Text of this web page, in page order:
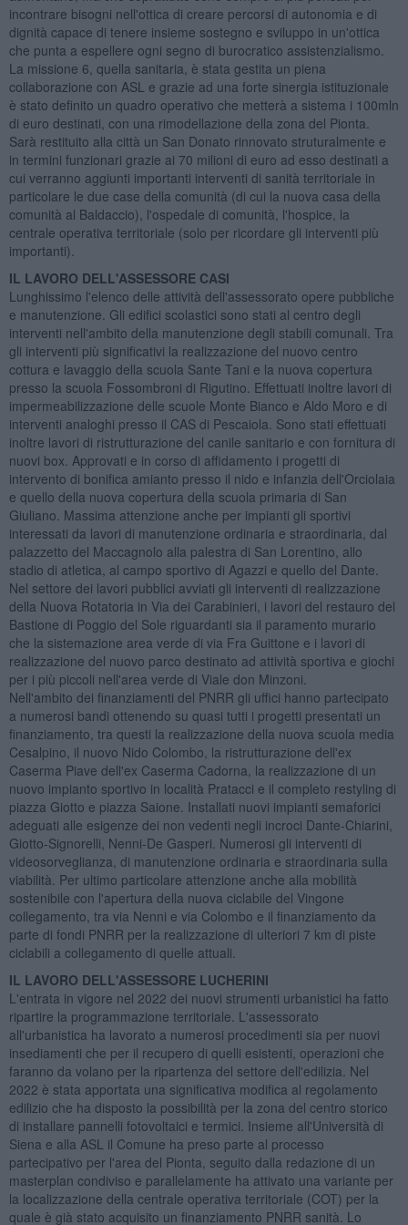
incontrare bisogni nell'ottica di creare percorsi di autonomia e di
dignità capace di tenere insieme sostegno e sviluppo in un'ottica
che punta a espellere ogni segno di burocratico assistenzialismo.
La missione 6, quella sanitaria, è stata gestita un piena
collaborazione con ASL e grazie ad una forte sinergia istituzionale
è stato definito un quadro operativo che metterà a sistema i 100mln
di euro destinati, con una rimodellazione della zona del Pionta.
Sarà restituito alla città un San Donato rinnovato struturalmente e
in termini funzionari grazie ai 70 milioni di euro ad esso destinati a
cui verranno aggiunti importanti interventi di sanità territoriale in
particolare le due case della comunità (di cui la nuova casa della
comunità al Baldaccio), l'ospedale di comunità, l'hospice, la
centrale operativa territoriale (solo per ricordare gli interventi più
importanti).
IL LAVORO DELL'ASSESSORE CASI
Lunghissimo l'elenco delle attività dell'assessorato opere pubbliche
e manutenzione. Gli edifici scolastici sono stati al centro degli
interventi nell'ambito della manutenzione degli stabili comunali. Tra
gli interventi più significativi la realizzazione del nuovo centro
cottura e lavaggio della scuola Sante Tani e la nuova copertura
presso la scuola Fossombroni di Rigutino. Effettuati inoltre lavori di
impermeabilizzazione delle scuole Monte Bianco e Aldo Moro e di
interventi analoghi presso il CAS di Pescaiola. Sono stati effettuati
inoltre lavori di ristrutturazione del canile sanitario e con fornitura di
nuovi box. Approvati e in corso di affidamento i progetti di
intervento di bonifica amianto presso il nido e infanzia dell'Orciolaia
e quello della nuova copertura della scuola primaria di San
Giuliano. Massima attenzione anche per impianti gli sportivi
interessati da lavori di manutenzione ordinaria e straordinaria, dal
palazzetto del Maccagnolo alla palestra di San Lorentino, allo
stadio di atletica, al campo sportivo di Agazzi e quello del Dante.
Nel settore dei lavori pubblici avviati gli interventi di realizzazione
della Nuova Rotatoria in Via dei Carabinieri, i lavori del restauro del
Bastione di Poggio del Sole riguardanti sia il paramento murario
che la sistemazione area verde di via Fra Guittone e i lavori di
realizzazione del nuovo parco destinato ad attività sportiva e giochi
per i più piccoli nell'area verde di Viale don Minzoni.
Nell'ambito dei finanziamenti del PNRR gli uffici hanno partecipato
a numerosi bandi ottenendo su quasi tutti i progetti presentati un
finanziamento, tra questi la realizzazione della nuova scuola media
Cesalpino, il nuovo Nido Colombo, la ristrutturazione dell'ex
Caserma Piave dell'ex Caserma Cadorna, la realizzazione di un
nuovo impianto sportivo in località Pratacci e il completo restyling di
piazza Giotto e piazza Saione. Installati nuovi impianti semaforici
adeguati alle esigenze dei non vedenti negli incroci Dante-Chiarini,
Giotto-Signorelli, Nenni-De Gasperi. Numerosi gli interventi di
videosorveglianza, di manutenzione ordinaria e straordinaria sulla
viabilità. Per ultimo particolare attenzione anche alla mobilità
sostenibile con l'apertura della nuova ciclabile del Vingone
collegamento, tra via Nenni e via Colombo e il finanziamento da
parte di fondi PNRR per la realizzazione di ulteriori 7 km di piste
ciclabili a collegamento di quelle attuali.
IL LAVORO DELL'ASSESSORE LUCHERINI
L'entrata in vigore nel 2022 dei nuovi strumenti urbanistici ha fatto
ripartire la programmazione territoriale. L'assessorato
all'urbanistica ha lavorato a numerosi procedimenti sia per nuovi
insediamenti che per il recupero di quelli esistenti, operazioni che
faranno da volano per la ripartenza del settore dell'edilizia. Nel
2022 è stata apportata una significativa modifica al regolamento
edilizio che ha disposto la possibilità per la zona del centro storico
di installare pannelli fotovoltaici e termici. Insieme all'Università di
Siena e alla ASL il Comune ha preso parte al processo
partecipativo per l'area del Pionta, seguito dalla redazione di un
masterplan condiviso e parallelamente ha attivato una variante per
la localizzazione della centrale operativa territoriale (COT) per la
quale è già stato acquisito un finanziamento PNRR sanità. Lo